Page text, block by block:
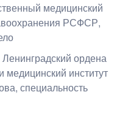
медицинский
РСФСР,
ордена
медицинский институт
, специальность